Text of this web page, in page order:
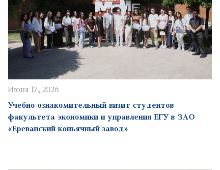
Июня 17, 2026
Учебно-ознакомительный визит студентов
факультета экономики и управления ЕГУ в ЗАО
«Ереванский коньячный завод»